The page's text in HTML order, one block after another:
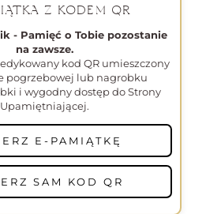
Z KODEM QR
- Pamięć o Tobie pozostanie
na zawsze.
kod QR umieszczony
pogrzebowej lub nagrobku
i wygodny dostęp do Strony
Upamiętniającej.
E-PAMIĄTKĘ
SAM KOD QR